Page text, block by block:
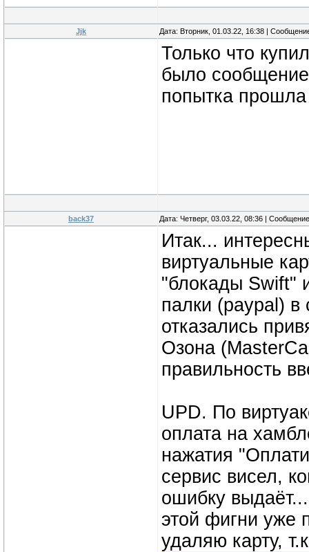
Jjk Дата: Вторник, 01.03.22, 16:38 |
Только что
было сообщение
попытка
back37 Дата: Четверг, 03.03.22, 08:36 |
Итак...
виртуальные
"блокады Swift"
палки (paypal)
отказались
Озона
правильность
UPD. По
оплата на
нажатия
сервис висел,
ошибку
этой фигни уже
удаляю карту,